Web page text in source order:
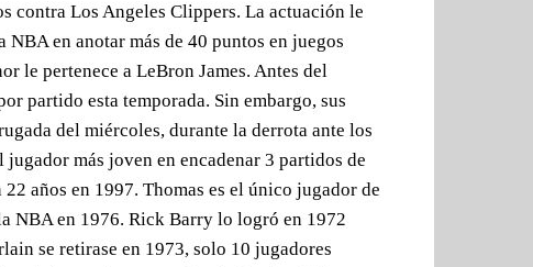
contra Los Angeles Clippers. La actuación le
en anotar más de 40 puntos en juegos
le pertenece a LeBron James. Antes del
partido esta temporada. Sin embargo, sus
del miércoles, durante la derrota ante los
más joven en encadenar 3 partidos de
años en 1997. Thomas es el único jugador de
NBA en 1976. Rick Barry lo logró en 1972
se retirase en 1973, solo 10 jugadores